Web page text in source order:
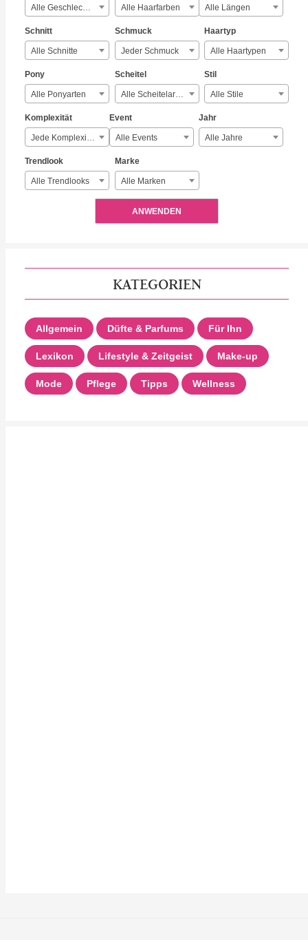
Alle Geschlechter Alle Haarfarben Alle Längen
Schnitt
Alle Schnitte
Schmuck
Jeder Schmuck
Haartyp
Alle Haartypen
Pony
Alle Ponyarten
Scheitel
Alle Scheitelarten
Stil
Alle Stile
Komplexität
Jede Komplexität
Event
Alle Events
Jahr
Alle Jahre
Trendlook
Alle Trendlooks
Marke
Alle Marken
ANWENDEN
KATEGORIEN
Allgemein Düfte & Parfums Für Ihn
Lexikon Lifestyle & Zeitgeist Make-up
Mode Pflege Tipps Wellness